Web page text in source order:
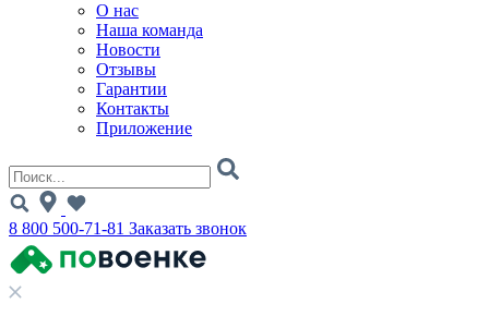
О нас
Наша команда
Новости
Отзывы
Гарантии
Контакты
Приложение
8 800 500-71-81 Заказать звонок